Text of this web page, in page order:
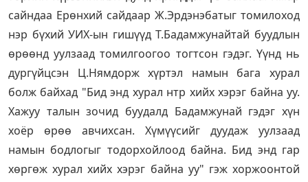
сайндаа Ерөнхий сайдаар Ж.Эрдэнэбатыг томилоход
нэр бүхий УИХ-ын гишүүд Т.Бадамжунайтай буудлын
өрөөнд уулзаад томилгоогоо тогтсон гэдэг. Үүнд нь
дургүйцсэн Ц.Нямдорж хүртэл намын бага хурал
болж байхад "Бид энд хурал нтр хийх хэрэг байна уу.
Хажуу талын зочид буудалд Бадамжунай гэдэг хүн
хоёр өрөө авчихсан. Хүмүүсийг дуудаж уулзаад
намын бодлогыг тодорхойлоод байна. Бид энд гар
хөргөж хурал хийх хэрэг байна уу" гэж хоржоонтой